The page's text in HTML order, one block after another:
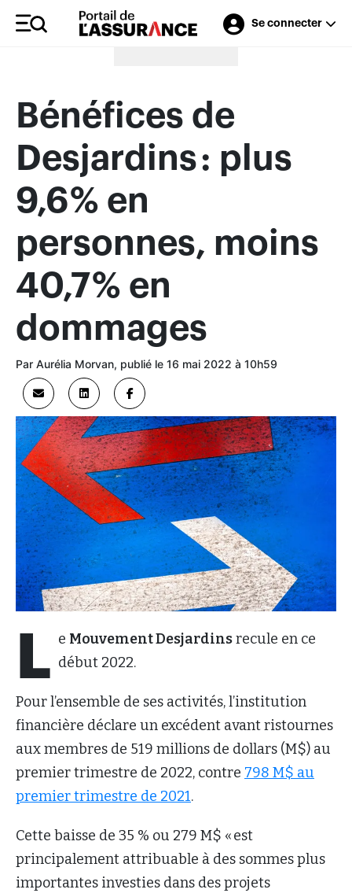
Se connecter
Merci à nos annonceurs
Bénéfices de
Desjardins : plus
9,6 % en
personnes, moins
40,7 % en
dommages
Par Aurélia Morvan, publié le 16 mai 2022 à 10h59
L e Mouvement Desjardinsrecule en ce
début 2022.
Pour l’ensemble de ses activités, l’institution
financière déclare un excédent avant ristournes
aux membres de 519 millions de dollars (M$) au
premier trimestre de 2022, contre 798 M$ au
premier trimestre de 2021.
Cette baisse de 35 % ou 279 M$ « est
principalement attribuable à des sommes plus
importantes investies dans des projets